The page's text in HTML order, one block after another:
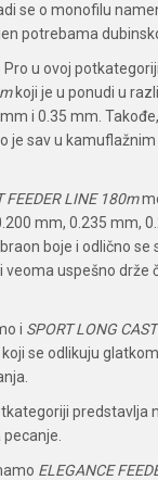
se o monofilu
potrebama
u ovoj
koji je u ponudi u
i 0.35 mm.
je sav u
FEEDER LINE 180m
mm, 0.235 mm,
boje i odlično se
uspešno drže
i SPORT LONG CAST
se odlikuju
predstavlja
ELEGANCE